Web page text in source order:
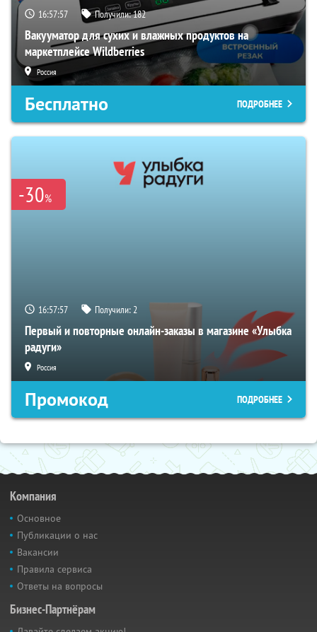
16:57:56 Получили:182
Вакууматор для сухих и влажных продуктов на
маркетплейсе Wildberries
Россия
Бесплатно ПОДРОБНЕЕ
-30%
16:57:56 Получили:2
Первый и повторные онлайн-заказы в магазине «Улыбка
радуги»
Россия
Промокод ПОДРОБНЕЕ
Компания
Основное
Публикации о нас
Вакансии
Правила сервиса
Ответы на вопросы
Бизнес-Партнёрам